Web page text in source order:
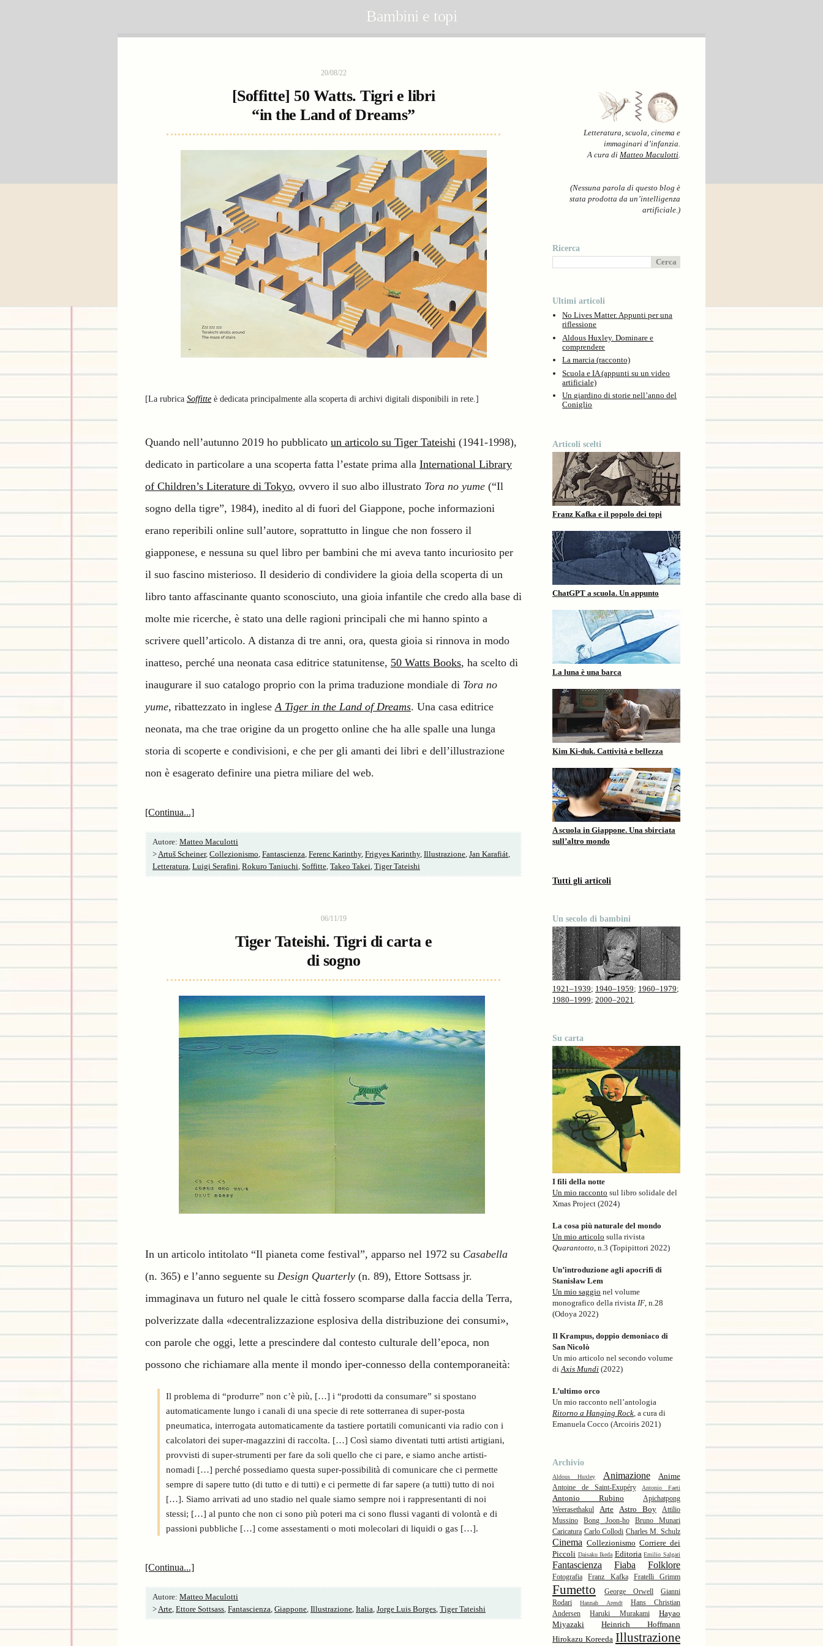
Bambini e topi
20/08/22
[Soffitte] 50 Watts. Tigri e libri
“in the Land of Dreams”
[La rubrica Soffitte è dedicata principalmente alla scoperta di archivi digitali disponibili in rete.]
Quando nell’autunno 2019 ho pubblicato un articolo su Tiger Tateishi (1941-1998),
dedicato in particolare a una scoperta fatta l’estate prima alla International Library
of Children’s Literature di Tokyo, ovvero il suo albo illustrato Tora no yume (“Il
sogno della tigre”, 1984), inedito al di fuori del Giappone, poche informazioni
erano reperibili online sull’autore, soprattutto in lingue che non fossero il
giapponese, e nessuna su quel libro per bambini che mi aveva tanto incuriosito per
il suo fascino misterioso. Il desiderio di condividere la gioia della scoperta di un
libro tanto affascinante quanto sconosciuto, una gioia infantile che credo alla base di
molte mie ricerche, è stato una delle ragioni principali che mi hanno spinto a
scrivere quell’articolo. A distanza di tre anni, ora, questa gioia si rinnova in modo
inatteso, perché una neonata casa editrice statunitense, 50 Watts Books, ha scelto di
inaugurare il suo catalogo proprio con la prima traduzione mondiale di Tora no
yume, ribattezzato in ingleseA Tiger in the Land of Dreams. Una casa editrice
neonata, ma che trae origine da un progetto online che ha alle spalle una lunga
storia di scoperte e condivisioni, e che per gli amanti dei libri e dell’illustrazione
non è esagerato definire una pietra miliare del web.
[Continua...]
Autore: Matteo Maculotti
>Artuš Scheiner, Collezionismo, Fantascienza, Ferenc Karinthy, Frigyes Karinthy, Illustrazione, Jan Karafiát,
Letteratura, Luigi Serafini, Rokuro Taniuchi, Soffitte, Takeo Takei, Tiger Tateishi
06/11/19
Tiger Tateishi. Tigri di carta e
di sogno
In un articolo intitolato “Il pianeta come festival”, apparso nel 1972 su Casabella
(n. 365) e l’anno seguente su Design Quarterly (n. 89), Ettore Sottsass jr.
immaginava un futuro nel quale le città fossero scomparse dalla faccia della Terra,
polverizzate dalla «decentralizzazione esplosiva della distribuzione dei consumi»,
con parole che oggi, lette a prescindere dal contesto culturale dell’epoca, non
possono che richiamare alla mente il mondo iper-connesso della contemporaneità:
Il problema di “produrre” non c’è più, […] i “prodotti da consumare” si spostano
automaticamente lungo i canali di una specie di rete sotterranea di super-posta
pneumatica, interrogata automaticamente da tastiere portatili comunicanti via radio con i
calcolatori dei super-magazzini di raccolta. […] Così siamo diventati tutti artisti artigiani,
provvisti di super-strumenti per fare da soli quello che ci pare, e siamo anche artisti-
nomadi […] perché possediamo questa super-possibilità di comunicare che ci permette
sempre di sapere tutto (di tutto e di tutti) e ci permette di far sapere (a tutti) tutto di noi
[…]. Siamo arrivati ad uno stadio nel quale siamo sempre noi i rappresentanti di noi
stessi; […] al punto che non ci sono più poteri ma ci sono flussi vaganti di volontà e di
passioni pubbliche […] come assestamenti o moti molecolari di liquidi o gas […].
[Continua...]
Autore: Matteo Maculotti
>Arte, Ettore Sottsass, Fantascienza, Giappone, Illustrazione, Italia, Jorge Luis Borges, Tiger Tateishi
Letteratura, scuola, cinema e
immaginari d’infanzia.
A cura di Matteo Maculotti.
(Nessuna parola di questo blog è
stata prodotta da un’intelligenza
artificiale.)
Ricerca
Ultimi articoli
No Lives Matter. Appunti per una
riflessione
Aldous Huxley. Dominare e
comprendere
La marcia (racconto)
Scuola e IA (appunti su un video
artificiale)
Un giardino di storie nell’anno del
Coniglio
Articoli scelti
Franz Kafka e il popolo dei topi
ChatGPT a scuola. Un appunto
La luna è una barca
Kim Ki-duk. Cattività e bellezza
A scuola in Giappone. Una sbirciata
sull’altro mondo
Tutti gli articoli
Un secolo di bambini
1921–1939; 1940–1959; 1960–1979;
1980–1999; 2000–2021
Su carta
I fili della notte
Un mio racconto sul libro solidale del
Xmas Project (2024)
La cosa più naturale del mondo
Un mio articolo sulla rivista
Quarantotto , n.3 (Topipittori 2022)
Un’introduzione agli apocrifi di
Stanisław Lem
Un mio saggio nel volume
monografico della rivista IF , n.28
(Odoya 2022)
Il Krampus, doppio demoniaco di
San Nicolò
Un mio articolo nel secondo volume
di Axis Mundi (2022)
L’ultimo orco
Un mio racconto nell’antologia
Ritorno a Hanging Rock , a cura di
Emanuela Cocco (Arcoiris 2021)
Archivio
Aldous Huxley Animazione Anime
Antoine de Saint-Exupéry Antonio Faeti
Antonio Rubino
Apichatpong
Weerasethakul
Arte Astro Boy
Attilio
Mussino
Bong Joon-ho
Bruno Munari
Caricatura Carlo Collodi Charles M. Schulz
Cinema Collezionismo Corriere dei
Piccoli Daisaku Ikeda Editoria Emilio Salgari
Fantascienza Fiaba Folklore
Fotografia Franz Kafka Fratelli Grimm
Fumetto George Orwell
Gianni
Rodari
Hannah Arendt
Hans Christian
Andersen
Haruki Murakami
Hayao
Miyazaki
Heinrich Hoffmann
Hirokazu Koreeda Illustrazione